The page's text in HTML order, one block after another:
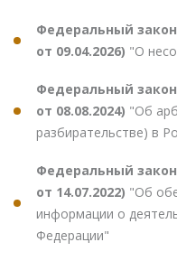
Федеральный закон
от 09.04.2026) "О
Федеральный закон
от 08.08.2024) "Об
разбирательстве) в
Федеральный закон
от 14.07.2022) "Об
информации о
Федерации"